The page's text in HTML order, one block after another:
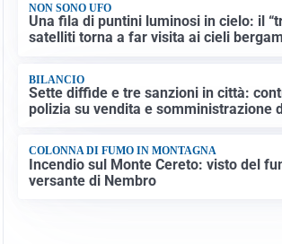
NON SONO UFO
Una fila di puntini luminosi in cielo: il
satelliti torna a far visita ai cieli
BILANCIO
Sette diffide e tre sanzioni in città:
polizia su vendita e somministrazione
COLONNA DI FUMO IN MONTAGNA
Incendio sul Monte Cereto: visto del
versante di Nembro